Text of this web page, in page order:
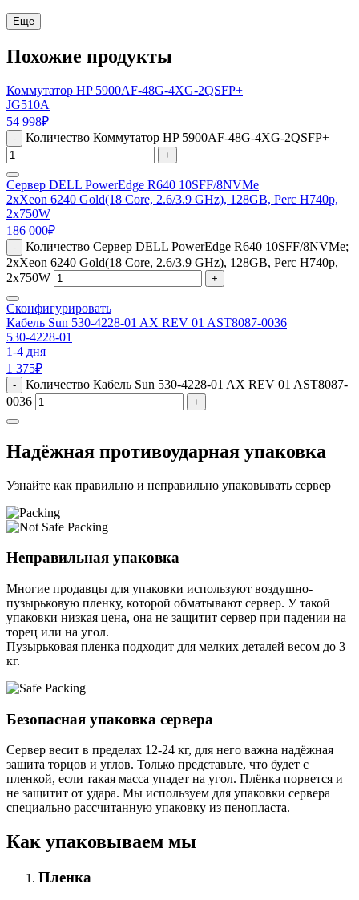
Еще
Похожие продукты
Коммутатор HP 5900AF-48G-4XG-2QSFP+
JG510A
54 998₽
- Количество Коммутатор HP 5900AF-48G-4XG-2QSFP+
+
Сервер DELL PowerEdge R640 10SFF/8NVMe
2xXeon 6240 Gold(18 Core, 2.6/3.9 GHz), 128GB, Perc H740p,
2x750W
186 000₽
-
Количество Сервер DELL PowerEdge R640 10SFF/8NVMe;
2xXeon 6240 Gold(18 Core, 2.6/3.9 GHz), 128GB, Perc H740p,
2x750W
+
Сконфигурировать
Кабель Sun 530-4228-01 AX REV 01 AST8087-0036
530-4228-01
1-4 дня
1 375₽
-
Количество Кабель Sun 530-4228-01 AX REV 01 AST8087-
0036
+
Надёжная противоударная упаковка
Узнайте как правильно и неправильно упаковывать сервер
Неправильная упаковка
Многие продавцы для упаковки используют воздушно-
пузырьковую пленку, которой обматывают сервер. У такой
упаковки низкая цена, она не защитит сервер при падении на
торец или на угол.
Пузырьковая пленка подходит для мелких деталей весом до 3
кг.
Безопасная упаковка сервера
Сервер весит в пределах 12-24 кг, для него важна надёжная
защита торцов и углов. Только представьте, что будет с
пленкой, если такая масса упадет на угол. Плёнка порвется и
не защитит от удара. Мы используем для упаковки сервера
специально расcчитанную упаковку из пенопласта.
Как упаковываем мы
Пленка